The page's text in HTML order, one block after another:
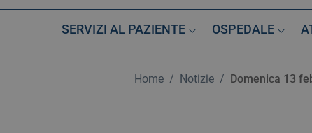
SERVIZI AL PAZIENTE OSPEDALE
Home / Notizie / Domenica 13